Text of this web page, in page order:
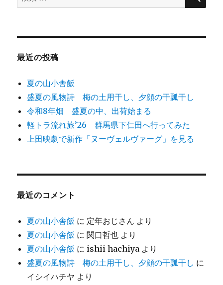
索
象:
最近の投稿
夏の山小舎飯
盛夏の風物詩 梅の土用干し、夕顔の干瓢干し
令和8年畑 盛夏の中、出荷始まる
軽トラ流れ旅’26 群馬県下仁田へ行ってみた
上田映劇で新作「ヌーヴェルヴァーグ」を見る
最近のコメント
夏の山小舎飯 に 定年おじさん より
夏の山小舎飯 に関口哲也 より
夏の山小舎飯 に ishii hachiya より
盛夏の風物詩 梅の土用干し、夕顔の干瓢干し に
イシイハチヤ より